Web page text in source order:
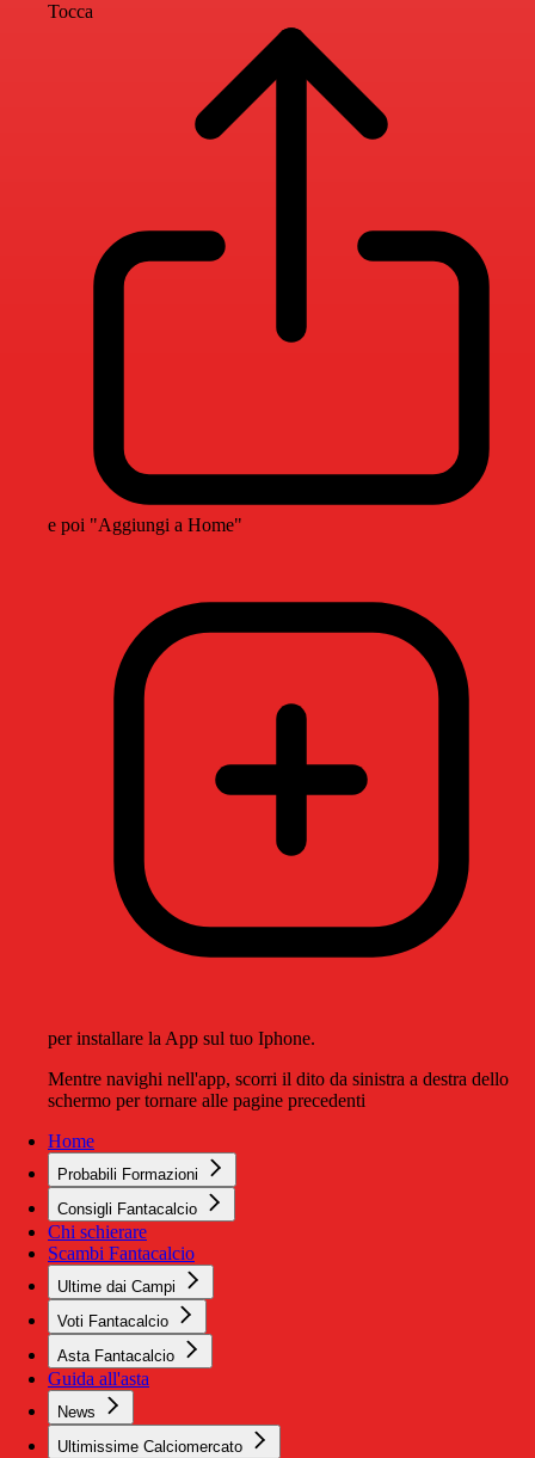
Tocca
e poi "Aggiungi a Home"
per installare la App sul tuo Iphone.
Mentre navighi nell'app, scorri il dito da sinistra a destra dello
schermo per tornare alle pagine precedenti
Home
Probabili Formazioni
Consigli Fantacalcio
Chi schierare
Scambi Fantacalcio
Ultime dai Campi
Voti Fantacalcio
Asta Fantacalcio
Guida all'asta
News
Ultimissime Calciomercato